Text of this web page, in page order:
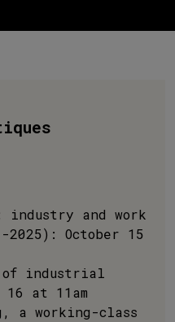
industry and work
2025): October 15
of industrial
at 11am
a working-class